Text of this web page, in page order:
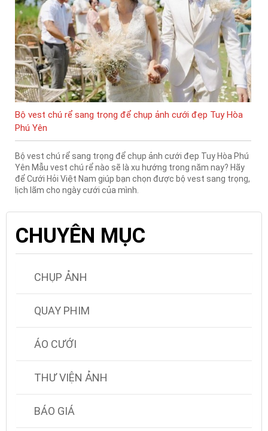
Bộ vest chú rể sang trọng để chụp ảnh cưới đẹp Tuy Hòa
Phú Yên
Bộ vest chú rể sang trọng để chụp ảnh cưới đẹp Tuy Hòa Phú
Yên Mẫu vest chú rể nào sẽ là xu hướng trong năm nay? Hãy
để Cưới Hỏi Việt Nam giúp bạn chọn được bộ vest sang trọng,
lịch lãm cho ngày cưới của mình.
CHUYÊN MỤC
CHỤP ẢNH
QUAY PHIM
ÁO CƯỚI
THƯ VIỆN ẢNH
BÁO GIÁ